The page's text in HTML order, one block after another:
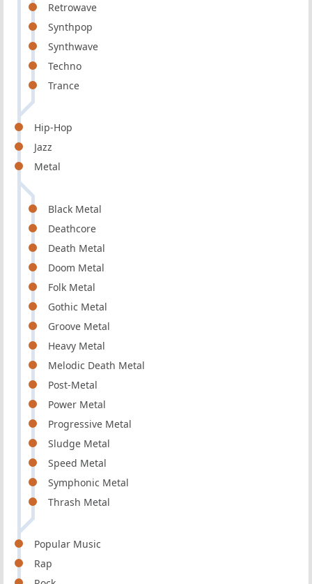
Retrowave
Synthpop
Synthwave
Techno
Trance
Hip-Hop
Jazz
Metal
Black Metal
Deathcore
Death Metal
Doom Metal
Folk Metal
Gothic Metal
Groove Metal
Heavy Metal
Melodic Death Metal
Post-Metal
Power Metal
Progressive Metal
Sludge Metal
Speed Metal
Symphonic Metal
Thrash Metal
Popular Music
Rap